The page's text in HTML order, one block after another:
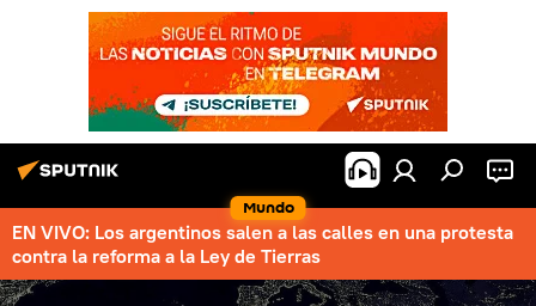
Mundo
EN VIVO: Los argentinos salen a las calles en una protesta
contra la reforma a la Ley de Tierras